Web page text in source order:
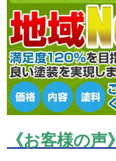
《お客様の声》